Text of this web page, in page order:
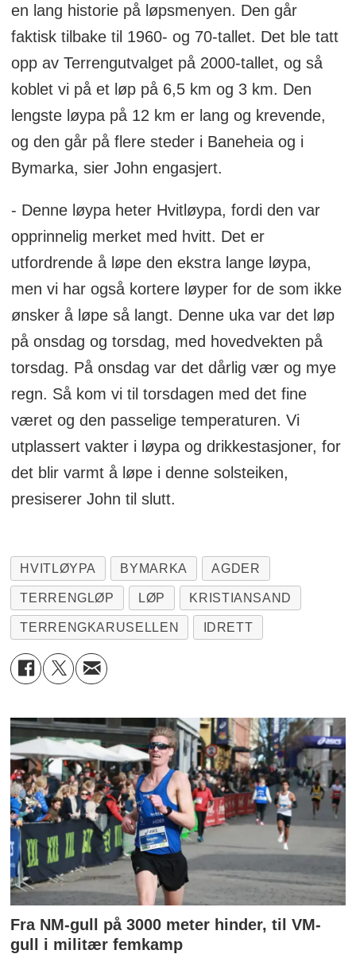
en lang historie på løpsmenyen. Den går
faktisk tilbake til 1960- og 70-tallet. Det ble tatt
opp av Terrengutvalget på 2000-tallet, og så
koblet vi på et løp på 6,5 km og 3 km. Den
lengste løypa på 12 km er lang og krevende,
og den går på flere steder i Baneheia og i
Bymarka, sier John engasjert.
- Denne løypa heter Hvitløypa, fordi den var
opprinnelig merket med hvitt. Det er
utfordrende å løpe den ekstra lange løypa,
men vi har også kortere løyper for de som ikke
ønsker å løpe så langt. Denne uka var det løp
på onsdag og torsdag, med hovedvekten på
torsdag. På onsdag var det dårlig vær og mye
regn. Så kom vi til torsdagen med det fine
været og den passelige temperaturen. Vi
utplassert vakter i løypa og drikkestasjoner, for
det blir varmt å løpe i denne solsteiken,
presiserer John til slutt.
HVITLØYPA BYMARKA AGDER
TERRENGLØP LØP KRISTIANSAND
TERRENGKARUSELLEN IDRETT
Fra NM-gull på 3000 meter hinder, til VM-
gull i militær femkamp